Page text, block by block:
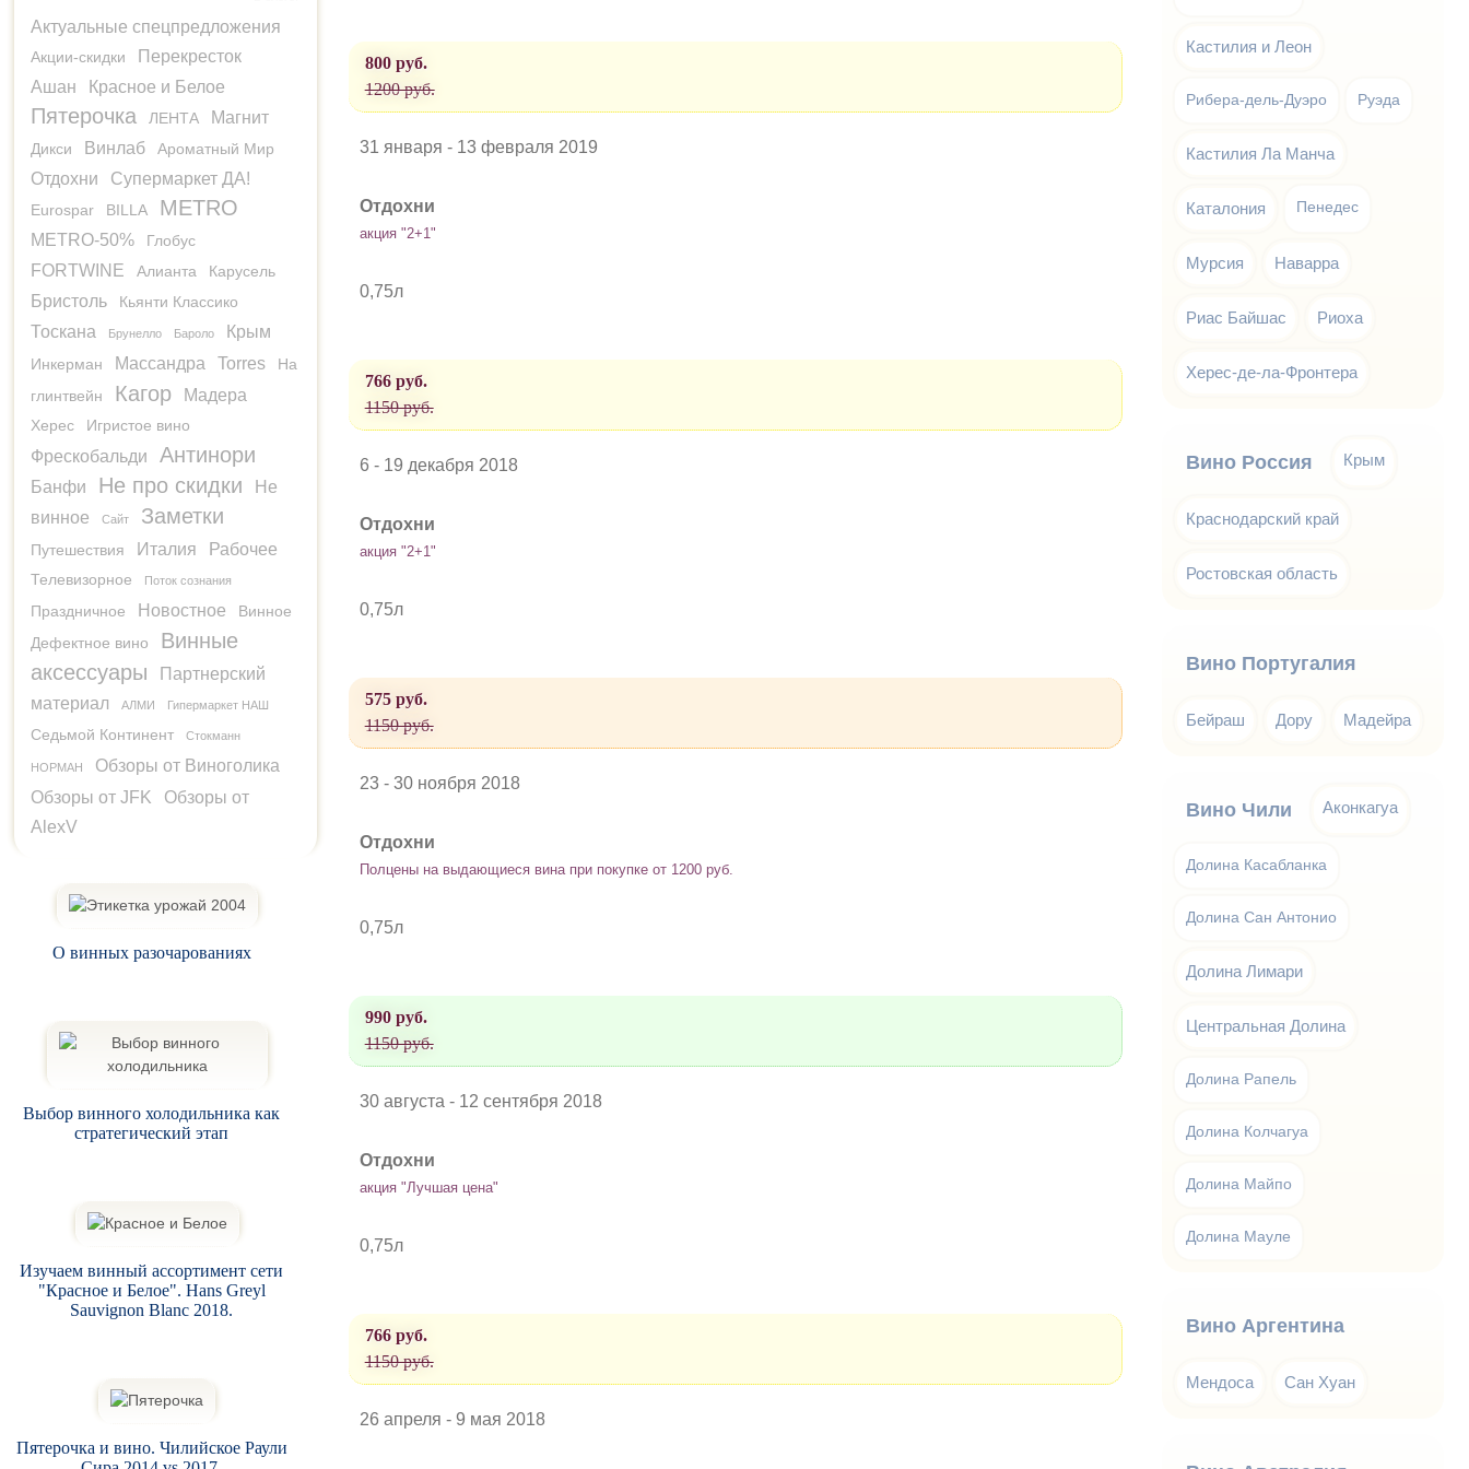
800 руб.
1200 руб.
31 января - 13 февраля 2019
Отдохни
акция "2+1"
0,75л
766 руб.
1150 руб.
6 - 19 декабря 2018
Отдохни
акция "2+1"
0,75л
575 руб.
1150 руб.
23 - 30 ноября 2018
Отдохни
Полцены на выдающиеся вина при покупке от 1200 руб.
0,75л
990 руб.
1150 руб.
30 августа - 12 сентября 2018
Отдохни
акция "Лучшая цена"
0,75л
766 руб.
1150 руб.
26 апреля - 9 мая 2018
Актуальные спецпредложения
Акции-скидки
Перекресток
Ашан
Красное и Белое
Пятерочка ЛЕНТА Магнит
Дикси Винлаб Ароматный Мир
Отдохни Супермаркет ДА!
Eurospar BILLA METRO
METRO-50% Глобус
FORTWINE Алианта Карусель
Бристоль Кьянти Классико
Тоскана Брунелло Бароло Крым
Инкерман Массандра Torres
На
глинтвейн
Кагор Мадера
Херес Игристое вино
Фрескобальди Антинори
Банфи Не про скидки
Не
винное
Сайт Заметки
Путешествия Италия Рабочее
Телевизорное Поток сознания
Праздничное Новостное
Винное
Дефектное вино
Винные
аксессуары
Партнерский
материал
АЛМИ Гипермаркет НАШ
Седьмой Континент Стокманн
НОРМАН
Обзоры от Виноголика
Обзоры от JFK
Обзоры от
AlexV
О винных разочарованиях
Выбор винного холодильника как
стратегический этап
Изучаем винный ассортимент сети
"Красное и Белое". Hans Greyl
Sauvignon Blanc 2018.
Пятерочка и вино. Чилийское Раули
Кастилия и Леон
Рибера-дель-Дуэро Руэда
Кастилия Ла Манча
Каталония Пенедес
Мурсия Наварра
Риас Байшас Риоха
Херес-де-ла-Фронтера
Вино Россия Крым
Краснодарский край
Ростовская область
Вино Португалия
Бейраш Дору Мадейра
Вино Чили Аконкагуа
Долина Касабланка
Долина Сан Антонио
Долина Лимари
Центральная Долина
Долина Рапель
Долина Колчагуа
Долина Майпо
Долина Мауле
Вино Аргентина
Мендоса Сан Хуан